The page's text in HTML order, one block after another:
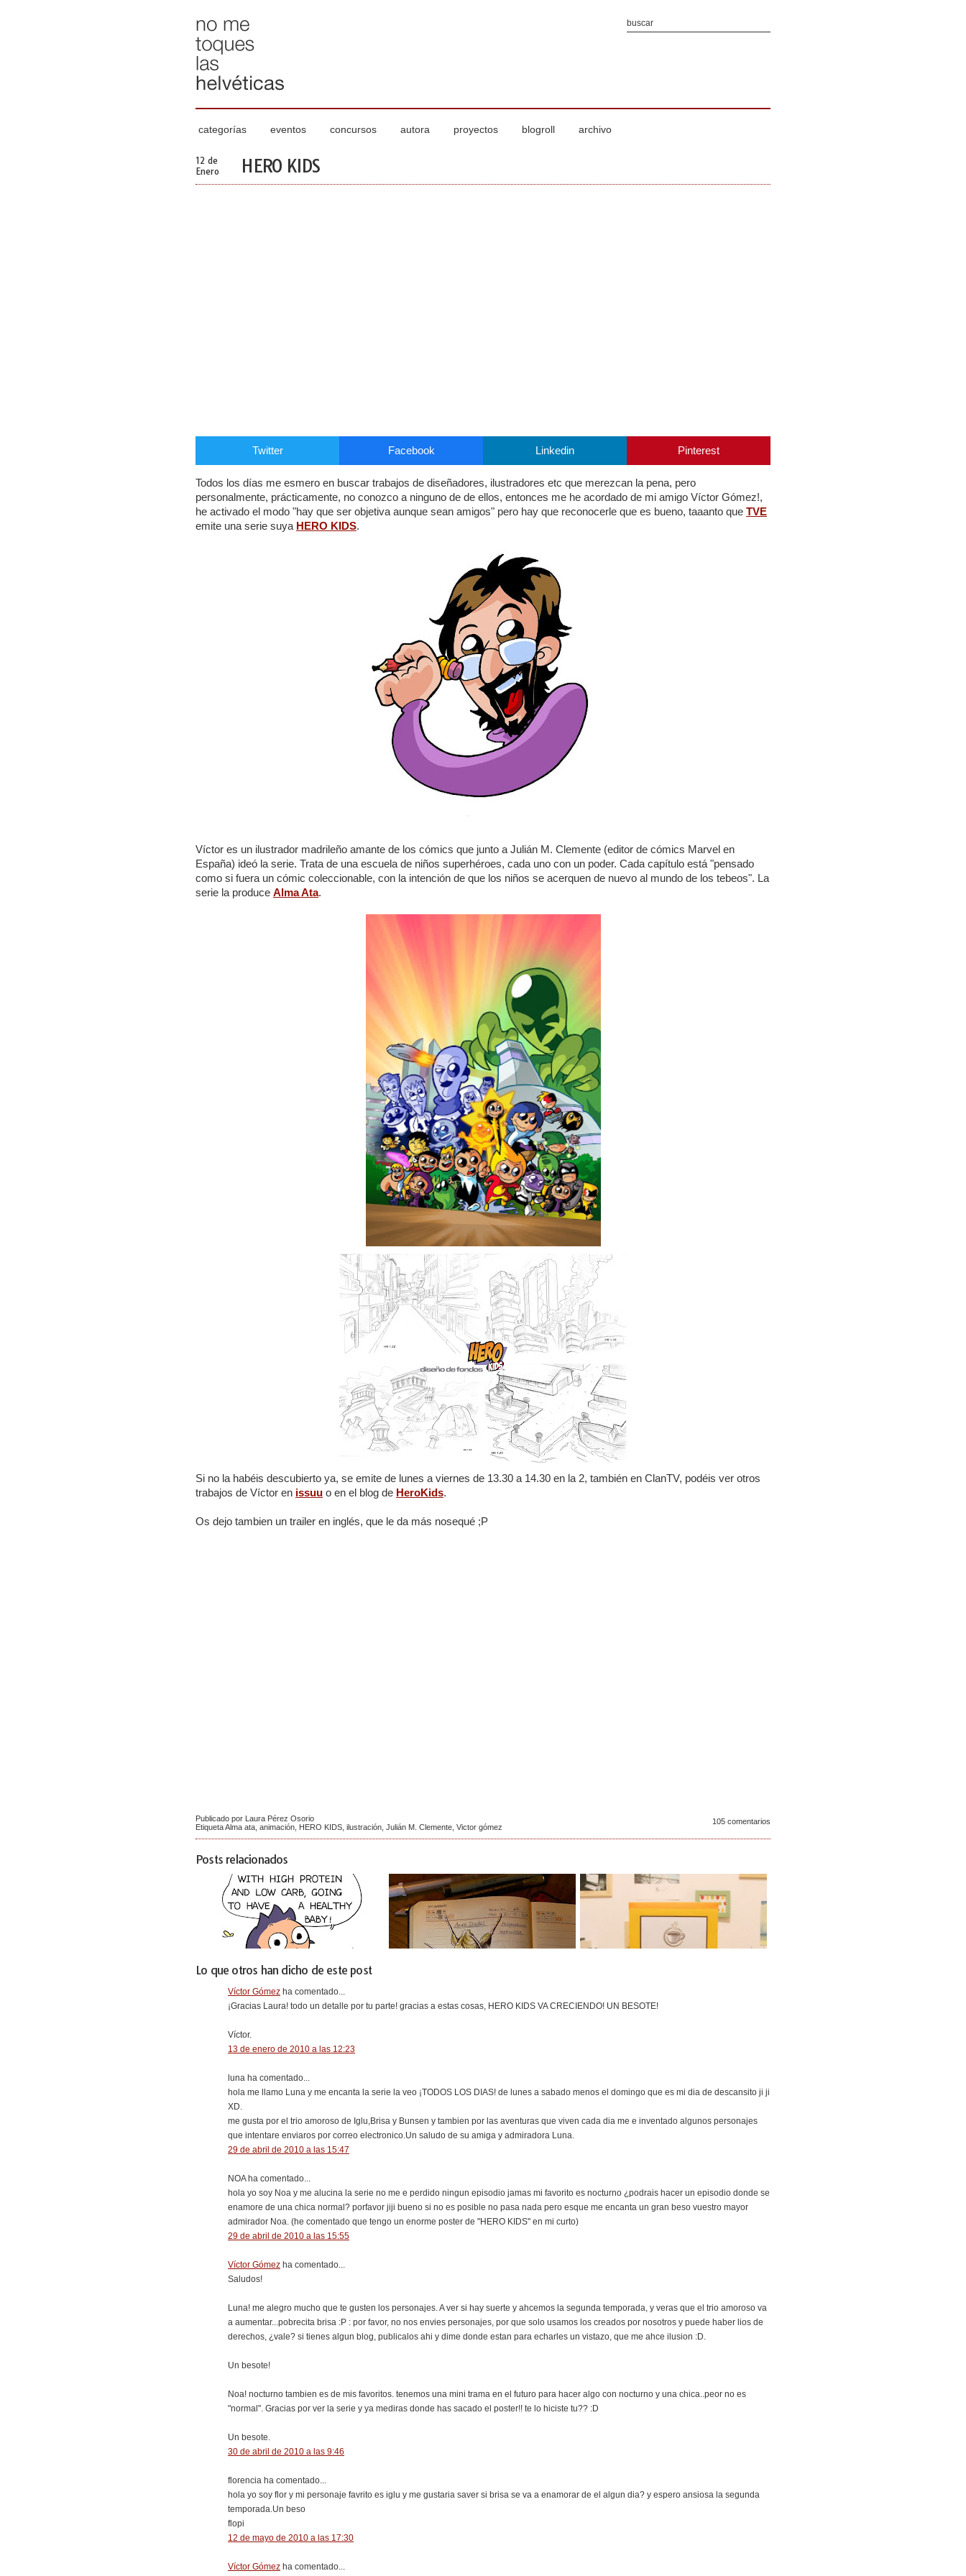
categorías eventos concursos autora proyectos blogroll archivo
12 de
Enero
HERO KIDS
Twitter Facebook Linkedin Pinterest
Todos los días me esmero en buscar trabajos de diseñadores, ilustradores etc que merezcan la pena, pero
personalmente, prácticamente, no conozco a ninguno de de ellos, entonces me he acordado de mi amigo Víctor Gómez!,
he activado el modo "hay que ser objetiva aunque sean amigos" pero hay que reconocerle que es bueno, taaanto que TVE
emite una serie suya HERO KIDS.
Víctor es un ilustrador madrileño amante de los cómics que junto a Julián M. Clemente (editor de cómics Marvel en
España) ideó la serie. Trata de una escuela de niños superhéroes, cada uno con un poder. Cada capítulo está "pensado
como si fuera un cómic coleccionable, con la intención de que los niños se acerquen de nuevo al mundo de los tebeos". La
serie la produce Alma Ata.
Si no la habéis descubierto ya, se emite de lunes a viernes de 13.30 a 14.30 en la 2, también en ClanTV, podéis ver otros
trabajos de Víctor en issuu o en el blog de HeroKids.
Os dejo tambien un trailer en inglés, que le da más nosequé ;P
Publicado por Laura Pérez Osorio
EtiquetaAlma ata animación HERO KIDS ilustración Julián M. Clemente Victor gómez
105 comentarios
Posts relacionados
Lo que otros han dicho de este post
Víctor Gómez ha comentado...
¡Gracias Laura! todo un detalle por tu parte! gracias a estas cosas, HERO KIDS VA CRECIENDO! UN BESOTE!
Víctor.
13 de enero de 2010 a las 12:23
luna ha comentado...
hola me llamo Luna y me encanta la serie la veo ¡TODOS LOS DIAS! de lunes a sabado menos el domingo que es mi dia de descansito ji ji
XD.
me gusta por el trio amoroso de Iglu,Brisa y Bunsen y tambien por las aventuras que viven cada dia me e inventado algunos personajes
que intentare enviaros por correo electronico.Un saludo de su amiga y admiradora Luna.
29 de abril de 2010 a las 15:47
NOA ha comentado...
hola yo soy Noa y me alucina la serie no me e perdido ningun episodio jamas mi favorito es nocturno ¿podrais hacer un episodio donde se
enamore de una chica normal? porfavor jiji bueno si no es posible no pasa nada pero esque me encanta un gran beso vuestro mayor
admirador Noa. (he comentado que tengo un enorme poster de "HERO KIDS" en mi curto)
29 de abril de 2010 a las 15:55
Víctor Gómez ha comentado...
Saludos!
Luna! me alegro mucho que te gusten los personajes. A ver si hay suerte y ahcemos la segunda temporada, y veras que el trio amoroso va
a aumentar...pobrecita brisa :P : por favor, no nos envies personajes, por que solo usamos los creados por nosotros y puede haber lios de
derechos, ¿vale? si tienes algun blog, publicalos ahi y dime donde estan para echarles un vistazo, que me ahce ilusion :D.
Un besote!
Noa! nocturno tambien es de mis favoritos. tenemos una mini trama en el futuro para hacer algo con nocturno y una chica..peor no es
"normal". Gracias por ver la serie y ya mediras donde has sacado el poster!! te lo hiciste tu?? :D
Un besote.
30 de abril de 2010 a las 9:46
florencia ha comentado...
hola yo soy flor y mi personaje favrito es iglu y me gustaria saver si brisa se va a enamorar de el algun dia? y espero ansiosa la segunda
temporada.Un beso
flopi
12 de mayo de 2010 a las 17:30
Víctor Gómez ha comentado...